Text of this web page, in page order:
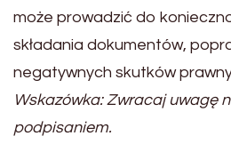
może prowadzić do
składania dokumentów,
negatywnych skutków
Wskazówka: Zwracaj uwagę
podpisaniem.